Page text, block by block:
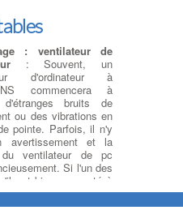
: ventilateur de
: Souvent, un
d'ordinateur à
commencera à
d'étranges bruits de
ou des vibrations en
pointe. Parfois, il n'y
avertissement et la
ventilateur de pc
Si l'un des
est bien connecté à
est connecté
du processeur